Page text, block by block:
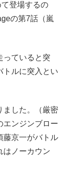
登場するの
の第7話（嵐
っていると突
トルに突入とい
ました。（厳密
エンジンブロー
藤京一がバトル
はノーカウン